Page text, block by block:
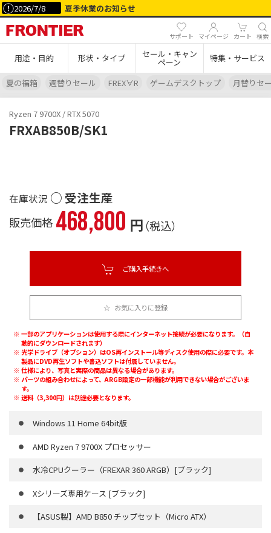
2026/7/8 夏季休業のお知らせ
サポート マイページ カート 検索
用途・目的 形状・タイプ セール・キャン
ペーン 特集・サービス
夏の福箱 週替りセール FREX∀R ゲームデスクトップ 月替りセ
FRXAB850B/SK1
Ryzen 7 9700X / RTX 5070
○ 受注生産
販売価格 468,800 円（税込）
ご購入手続きへ
お気に入りに登録
一部のアプリケーションは使用する際にインターネット接続が必要になります。（自
動的にダウンロードされます）
光学ドライブ（オプション）はOS再インストール等ディスク使用の際に必要です。本
製品にDVD再生ソフトや書込ソフトは付属していません。
仕様により、写真と実際の商品は異なる場合があります。
パーツの組み合わせによって、ARGB設定の一部機能が利用できない場合がございま
す。
送料（3,300円）は別途必要となります。
Windows 11 Home 64bit版
AMD Ryzen 7 9700X プロセッサー
水冷CPUクーラー（FREXAR 360 ARGB）[ブラック]
Xシリーズ専用ケース [ブラック]
【ASUS製】AMD B850 チップセット（Micro ATX）